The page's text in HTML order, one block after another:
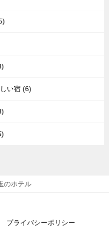
い宿 (6)
のホテル
プライバシーポリシー